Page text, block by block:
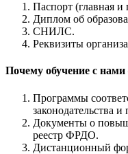
Паспорт (главная и
Диплом об
СНИЛС.
Реквизиты
Почему обучение с
Программы
законодательства
Документы о
реестр ФРДО.
Дистанционный